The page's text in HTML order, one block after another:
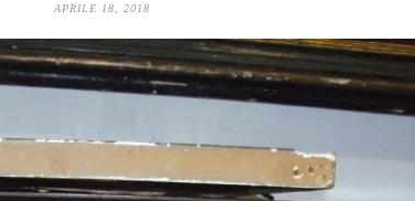
APRILE 18, 2018